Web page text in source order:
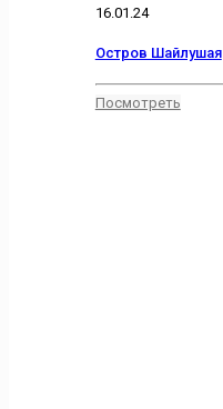
16.01.24
Остров Шайлушая
Посмотреть